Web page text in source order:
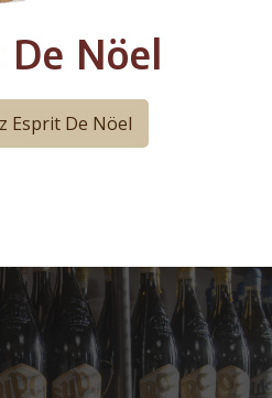
Nöel
Découvrez Esprit De Nöel